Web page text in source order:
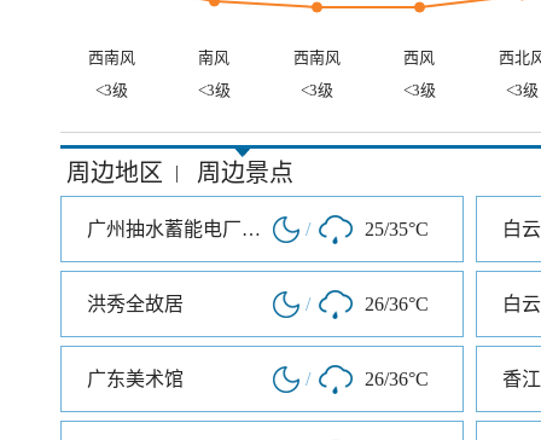
西南风 南风 西南风 西风
西北
<3级
<3级 <3级 <3级 <3级
周边地区 | 周边景点
广州抽水蓄能电厂旅游度假区 / 25/35°C 白
洪秀全故居 / 26/36°C 白
广东美术馆 / 26/36°C 香